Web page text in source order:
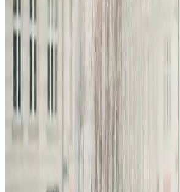
Dimensionering efter BR18 og AT-krav